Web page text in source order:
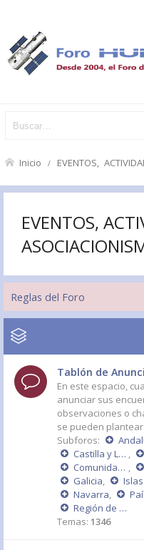
Inicio EVENTOS,
EVENTOS,
Reglas del Foro
Tablón de
En este espacio,
anunciar sus
observaciones o
se pueden
Subforos:
Andalucía,
Castilla y León
,
Comunidad de Madrid
,
Galicia, Islas
Navarra,
Región de Murcia
Temas: 1346